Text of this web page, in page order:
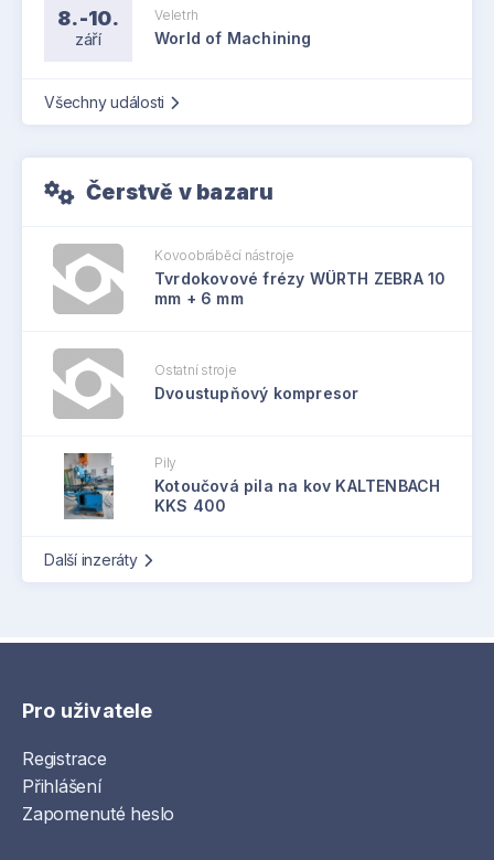
8.-10.
září
Veletrh
World of Machining
Všechny události
Čerstvě v bazaru
Kovoobráběcí nástroje
Tvrdokovové frézy WÜRTH ZEBRA 10
mm + 6 mm
Ostatní stroje
Dvoustupňový kompresor
Pily
Kotoučová pila na kov KALTENBACH
KKS 400
Další inzeráty
Pro uživatele
Registrace
Přihlášení
Zapomenuté heslo